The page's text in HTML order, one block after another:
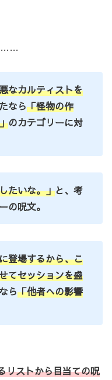
……
なカルティストを
なら「怪物の作
のカテゴリーに対
たいな。」と、考
の呪文。
登場するから、こ
てセッションを盛
ら「他者への影響
リストから目当ての呪